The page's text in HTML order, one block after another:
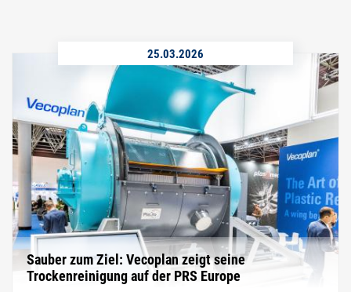
25.03.2026
Sauber zum Ziel: Vecoplan zeigt seine
Trockenreinigung auf der PRS Europe